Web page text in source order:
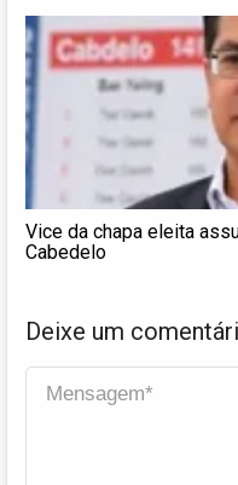
Vice da chapa eleita
Cabedelo
Deixe um